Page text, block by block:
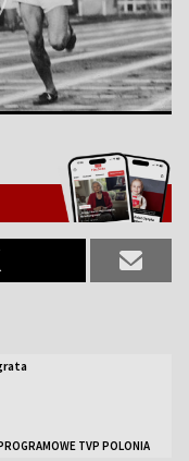
TVP POLONIA